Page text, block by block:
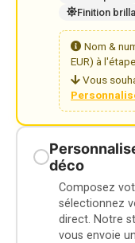
Finition
Nom &
EUR) à
Vous
déco
Composez
sélectionnez
direct. Notre
vous envoie